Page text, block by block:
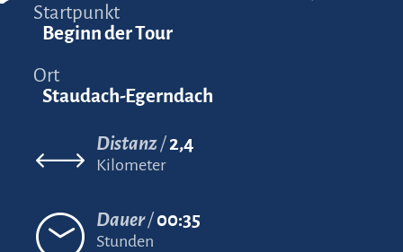
Startpunkt
Beginn der Tour
Ort
Staudach-Egerndach
Distanz 2,4
Kilometer
Dauer 00:35
Stunden